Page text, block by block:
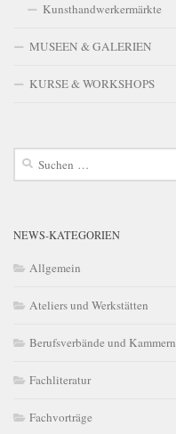
Kunsthandwerkermärkte
MUSEEN & GALERIEN
KURSE & WORKSHOPS
Suchen
NEWS-KATEGORIEN
Allgemein
Ateliers und Werkstätten
Berufsverbände und Kammern
Fachliteratur
Fachvorträge